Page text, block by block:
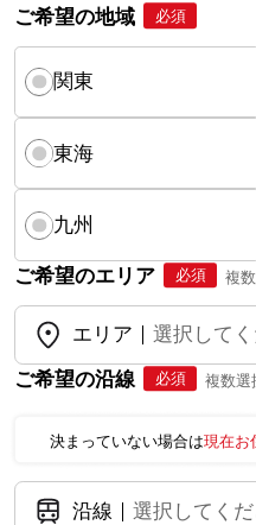
ご希望の地域 必須
関東
東海
九州
ご希望のエリア 必須 複
エリア
選択して
ご希望の沿線
必須 複数選
決まっていない場合は現在お
沿線
選択してく